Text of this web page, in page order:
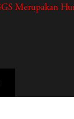
Merupakan